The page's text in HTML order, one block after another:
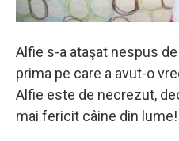
Alfie s-a ataşat nespus
prima pe care a avut-o
Alfie este de necrezut,
mai fericit câine din lume!